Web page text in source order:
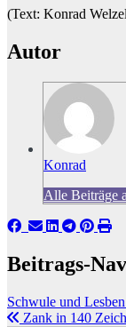
(Text: Konrad
Autor
Konrad
Alle Beiträge
Beitrags-
Schwule und
Zank in 140